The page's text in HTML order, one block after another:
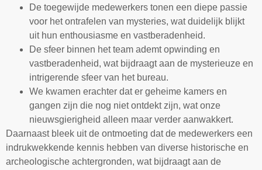
De toegewijde medewerkers tonen een diepe passie
voor het ontrafelen van mysteries, wat duidelijk blijkt
uit hun enthousiasme en vastberadenheid.
De sfeer binnen het team ademt opwinding en
vastberadenheid, wat bijdraagt aan de mysterieuze en
intrigerende sfeer van het bureau.
We kwamen erachter dat er geheime kamers en
gangen zijn die nog niet ontdekt zijn, wat onze
nieuwsgierigheid alleen maar verder aanwakkert.
Daarnaast bleek uit de ontmoeting dat de medewerkers een
indrukwekkende kennis hebben van diverse historische en
archeologische achtergronden, wat bijdraagt aan de